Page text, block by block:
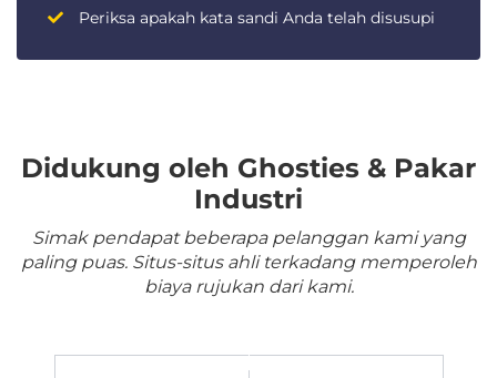
Periksa apakah kata sandi Anda telah disusupi
Didukung oleh Ghosties & Pakar
Industri
Simak pendapat beberapa pelanggan kami yang
paling puas. Situs-situs ahli terkadang memperoleh
biaya rujukan dari kami.